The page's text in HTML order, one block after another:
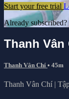
Start your free trial
Already subscribed?
Thanh Vân
Thanh Vân Chí • 45m
Thanh Vân Chí |